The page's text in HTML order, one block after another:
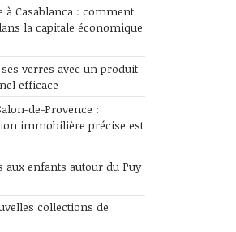
à Casablanca : comment
la capitale économique
verres avec un produit
efficace
de-Provence :
immobilière précise est
aux enfants autour du Puy
collections de